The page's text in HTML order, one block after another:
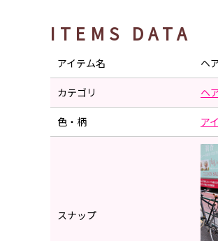
ITEMS DATA
アイテム名 ヘ
カテゴリ ヘ
色・柄 ア
スナップ